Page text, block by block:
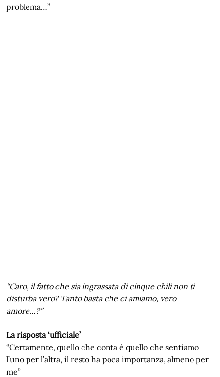
problema…”
“Caro, il fatto che sia ingrassata di cinque chili non ti
disturba vero? Tanto basta che ci amiamo, vero
amore…?”
La risposta ‘ufficiale’
“Certamente, quello che conta è quello che sentiamo
l’uno per l’altra, il resto ha poca importanza, almeno per
me”